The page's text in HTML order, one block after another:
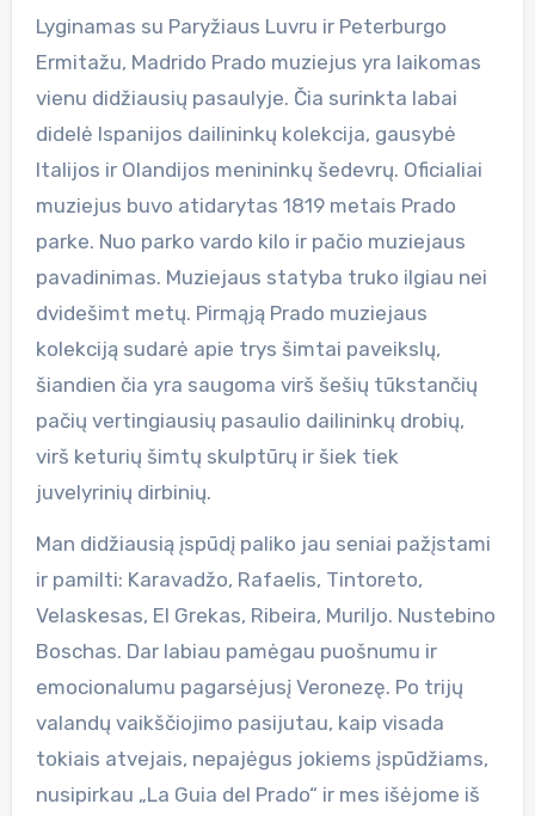
Lyginamas su Paryžiaus Luvru ir Peterburgo
Ermitažu, Madrido Prado muziejus yra laikomas
vienu didžiausių pasaulyje. Čia surinkta labai
didelė Ispanijos dailininkų kolekcija, gausybė
Italijos ir Olandijos menininkų šedevrų. Oficialiai
muziejus buvo atidarytas 1819 metais Prado
parke. Nuo parko vardo kilo ir pačio muziejaus
pavadinimas. Muziejaus statyba truko ilgiau nei
dvidešimt metų. Pirmąją Prado muziejaus
kolekciją sudarė apie trys šimtai paveikslų,
šiandien čia yra saugoma virš šešių tūkstančių
pačių vertingiausių pasaulio dailininkų drobių,
virš keturių šimtų skulptūrų ir šiek tiek
juvelyrinių dirbinių.
Man didžiausią įspūdį paliko jau seniai pažįstami
ir pamilti: Karavadžo, Rafaelis, Tintoreto,
Velaskesas, El Grekas, Ribeira, Muriljo. Nustebino
Boschas. Dar labiau pamėgau puošnumu ir
emocionalumu pagarsėjusį Veronezę. Po trijų
valandų vaikščiojimo pasijutau, kaip visada
tokiais atvejais, nepajėgus jokiems įspūdžiams,
nusipirkau „La Guia del Prado“ ir mes išėjome iš